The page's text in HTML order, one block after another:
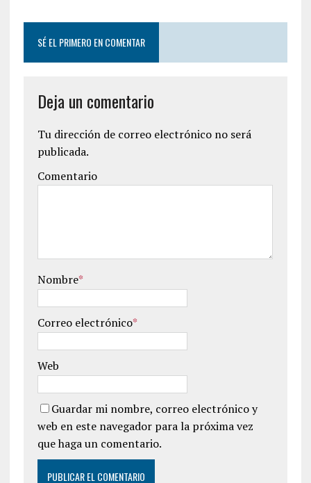
SÉ EL PRIMERO EN COMENTAR
Deja un comentario
Tu dirección de correo electrónico no será
publicada.
Comentario
Nombre*
Correo electrónico*
Web
Guardar mi nombre, correo electrónico y
web en este navegador para la próxima vez
que haga un comentario.